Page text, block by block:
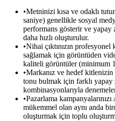
•Metninizi kısa ve odaklı
saniye) genellikle sosyal
performans gösterir ve
daha hızlı oluşturulur.
•Nihai çıktınızın profesyonel
sağlamak için görüntüden
kaliteli görüntüler (minimum
•Markanız ve hedef
tonu bulmak için farklı yapay
kombinasyonlarıyla
•Pazarlama
mükemmel olan aynı anda
oluşturmak için toplu